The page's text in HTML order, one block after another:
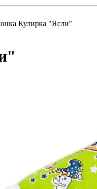
Кулирка "Ясли"